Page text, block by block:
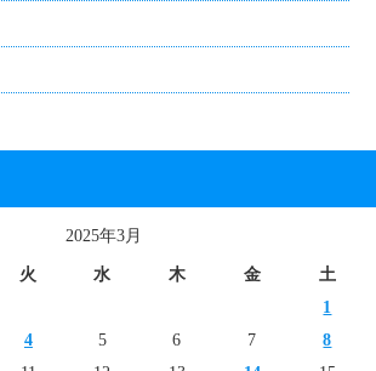
2025年3月
火 水 木 金
土
1
4 5 6 7
8